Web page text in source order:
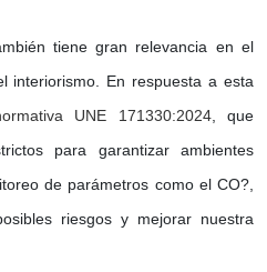
tiene gran relevancia en el
interiorismo. En respuesta a esta
UNE 171330:2024, que
para garantizar ambientes
de parámetros como el CO?,
riesgos y mejorar nuestra